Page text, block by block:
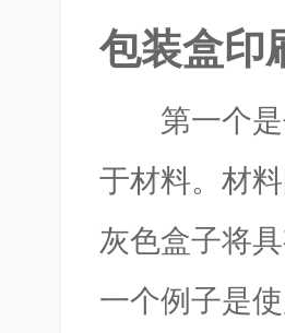
包装盒印
第一个是
于材料。材
灰色盒子将
一个例子是